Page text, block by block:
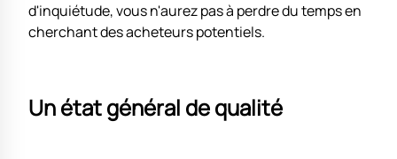
d'inquiétude, vous n'aurez pas à perdre du temps en
cherchant des acheteurs potentiels.
Un état général de qualité